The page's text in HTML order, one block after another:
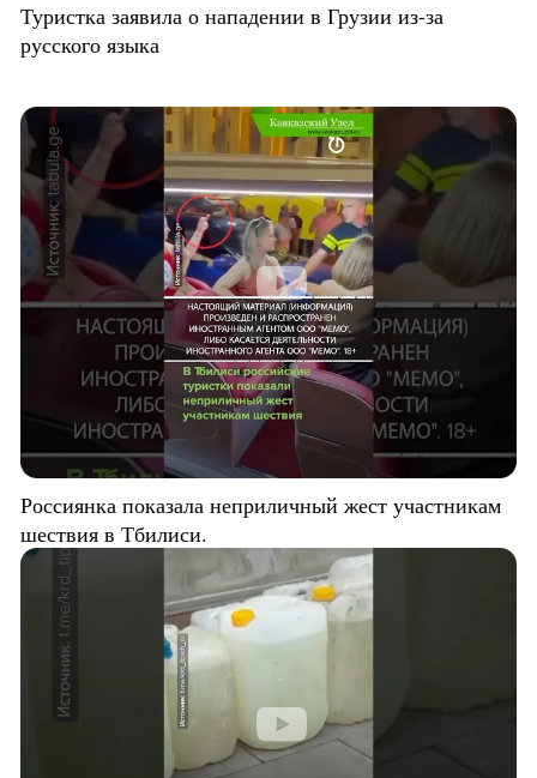
Туристка заявила о нападении в Грузии из-за
русского языка
Россиянка показала неприличный жест участникам
шествия в Тбилиси.